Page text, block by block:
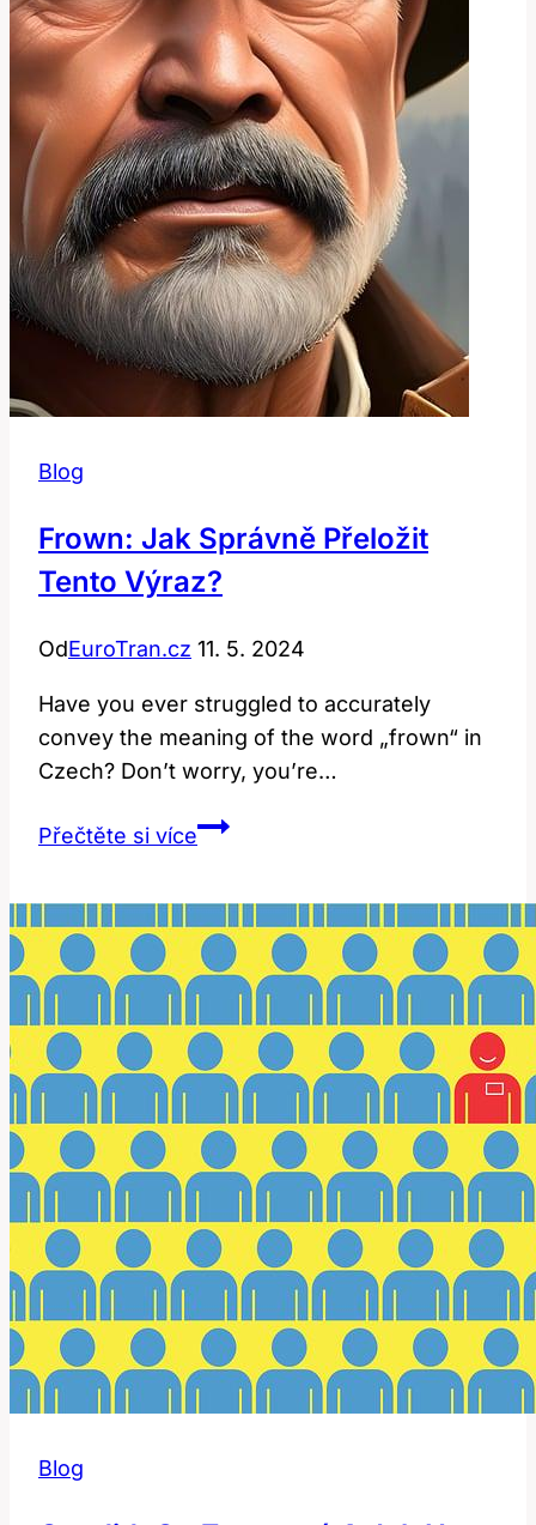
Blog
Frown: Jak Správně Přeložit
Tento Výraz?
OdEuroTran.cz 11. 5. 2024
Have you ever struggled to accurately
convey the meaning of the word „frown“ in
Czech? Don’t worry, you’re…
Přečtěte si víceFrown:
Přeložit
Tento
Výraz?
Blog